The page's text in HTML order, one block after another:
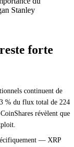
Stanley
forte
continuent de
% du flux total de 224
révèlent que
— XRP